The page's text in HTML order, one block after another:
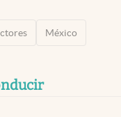
México